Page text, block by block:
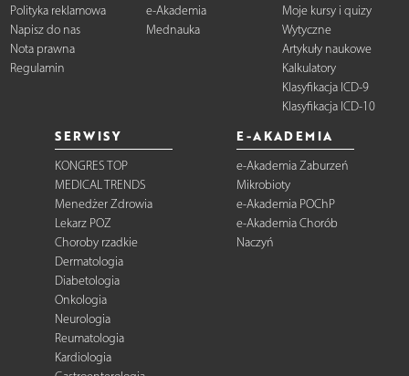
Polityka reklamowa
Napisz do nas
Nota prawna
Regulamin
e-Akademia
Mednauka
Moje kursy i quizy
Wytyczne
Artykuły naukowe
Kalkulatory
Klasyfikacja ICD-9
Klasyfikacja ICD-10
SERWISY
KONGRES TOP
MEDICAL TRENDS
Menedżer Zdrowia
Lekarz POZ
Choroby rzadkie
Dermatologia
Diabetologia
Onkologia
Neurologia
Reumatologia
Kardiologia
E-AKADEMIA
e-Akademia Zaburzeń
Mikrobioty
e-Akademia POChP
e-Akademia Chorób
Naczyń